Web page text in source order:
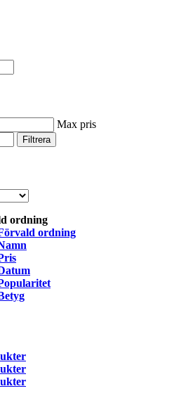
Max pris
Filtrera
ordning
ordning